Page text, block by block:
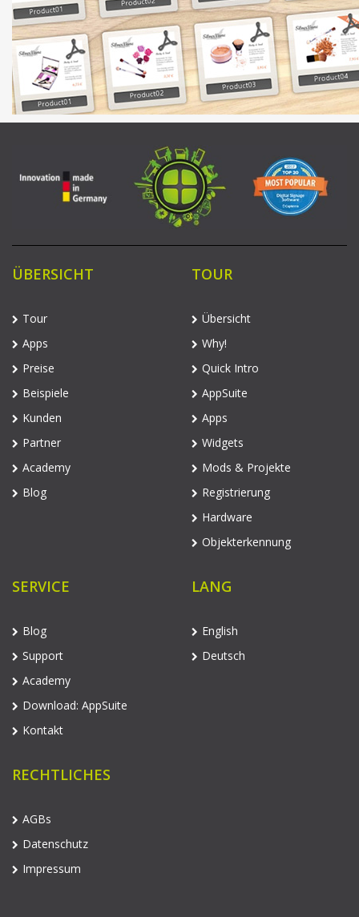
ÜBERSICHT
Tour
Apps
Preise
Beispiele
Kunden
Partner
Academy
Blog
TOUR
Übersicht
Why!
Quick Intro
AppSuite
Apps
Widgets
Mods & Projekte
Registrierung
Hardware
Objekterkennung
SERVICE
Blog
Support
Academy
Download: AppSuite
Kontakt
LANG
English
Deutsch
RECHTLICHES
AGBs
Datenschutz
Impressum